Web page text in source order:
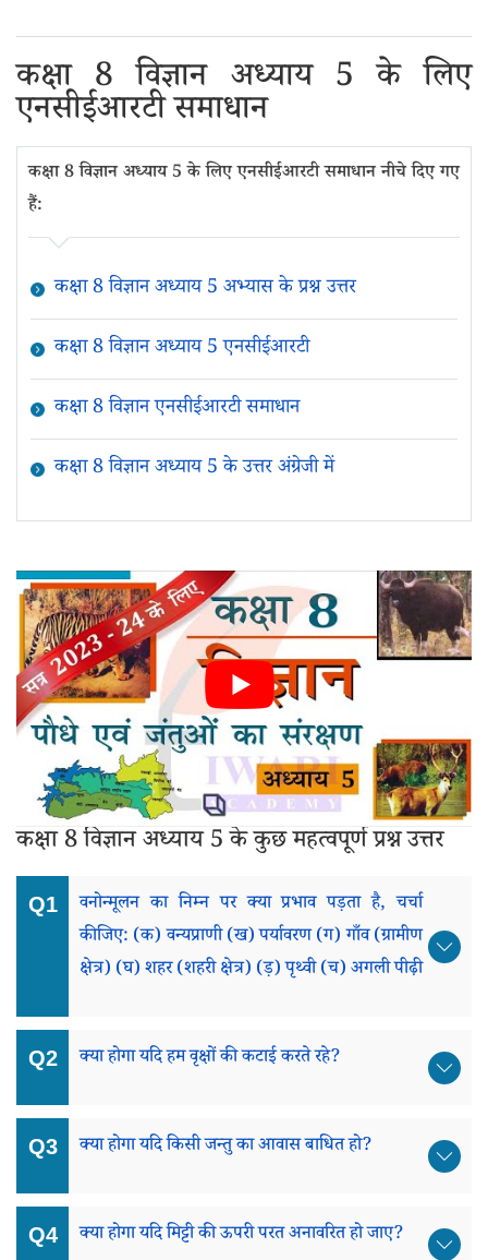
कक्षा 8 विज्ञान अध्याय 5 के लिए
एनसीईआरटी समाधान
कक्षा 8 विज्ञान अध्याय 5 के लिए एनसीईआरटी समाधान नीचे दिए गए
हैं:
कक्षा 8 विज्ञान अध्याय 5 अभ्यास के प्रश्न उत्तर
कक्षा 8 विज्ञान अध्याय 5 एनसीईआरटी
कक्षा 8 विज्ञान एनसीईआरटी समाधान
कक्षा 8 विज्ञान अध्याय 5 के उत्तर अंग्रेजी में
कक्षा 8 विज्ञान अध्याय 5 के कुछ महत्वपूर्ण प्रश्न उत्तर
वनोन्मूलन का निम्न पर क्या प्रभाव पड़ता है, चर्चा
कीजिए: (क) वन्यप्राणी (ख) पर्यावरण (ग) गाँव (ग्रामीण
क्षेत्र) (घ) शहर (शहरी क्षेत्र) (ड़) पृथ्वी (च) अगली पीढ़ी
क्या होगा यदि हम वृक्षों की कटाई करते रहे?
क्या होगा यदि किसी जन्तु का आवास बाधित हो?
क्या होगा यदि मिट्टी की ऊपरी परत अनावरित हो जाए?